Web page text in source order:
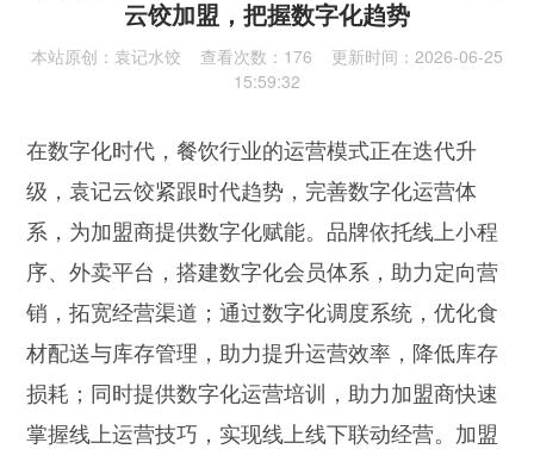
云饺加盟，把握数字化趋势
本站原创：袁记水饺 查看次数： 176 更新时间：2026-06-25
15:59:32
在数字化时代，餐饮行业的运营模式正在迭代升
级，袁记云饺紧跟时代趋势，完善数字化运营体
系，为加盟商提供数字化赋能。品牌依托线上小程
序、外卖平台，搭建数字化会员体系，助力定向营
销，拓宽经营渠道；通过数字化调度系统，优化食
材配送与库存管理，助力提升运营效率，降低库存
损耗；同时提供数字化运营培训，助力加盟商快速
掌握线上运营技巧，实现线上线下联动经营。加盟